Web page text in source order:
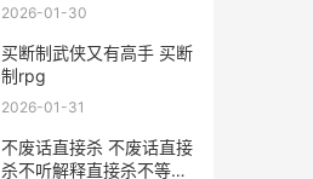
2026-01-30
买断制武侠又有高手 买断
制rpg
2026-01-31
不废话直接杀 不废话直接
杀不听解释直接杀不等说